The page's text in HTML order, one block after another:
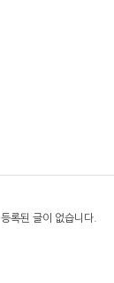
등록된 글이 없습니다.